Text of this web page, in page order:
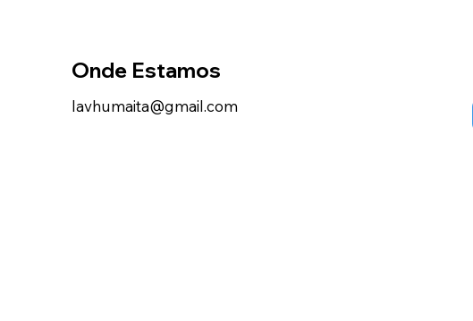
Onde Estamos
lavhumaita@gmail.com